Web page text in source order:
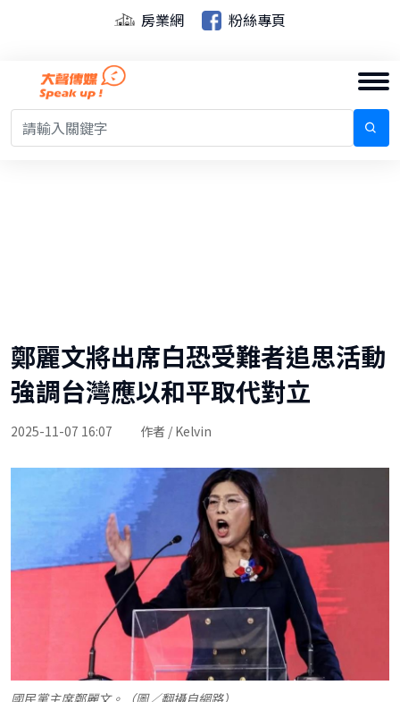
房業網 粉絲專頁
鄭麗文將出席白恐受難者追思活動
強調台灣應以和平取代對立
2025-11-07 16:07 作者 / Kelvin